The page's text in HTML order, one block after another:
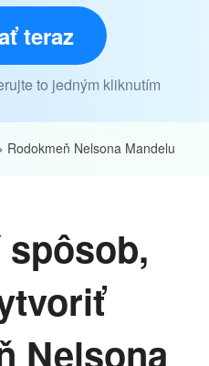
teraz
to jedným kliknutím
Rodokmeň Nelsona Mandelu
Nelsona